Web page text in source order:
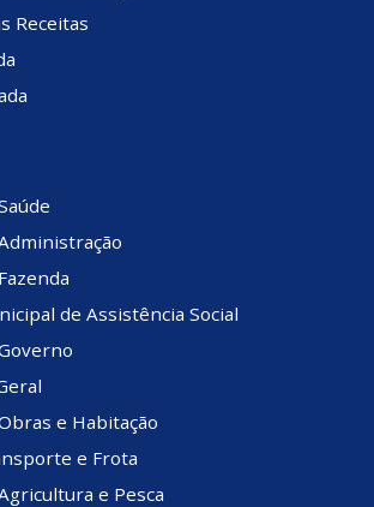
Receitas
de Assistência Social
e Habitação
e Frota
e Pesca